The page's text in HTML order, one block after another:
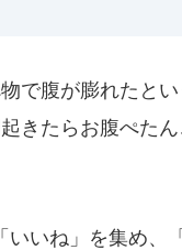
で腹が膨れたと
きたらお腹ぺた
いね」を集め、